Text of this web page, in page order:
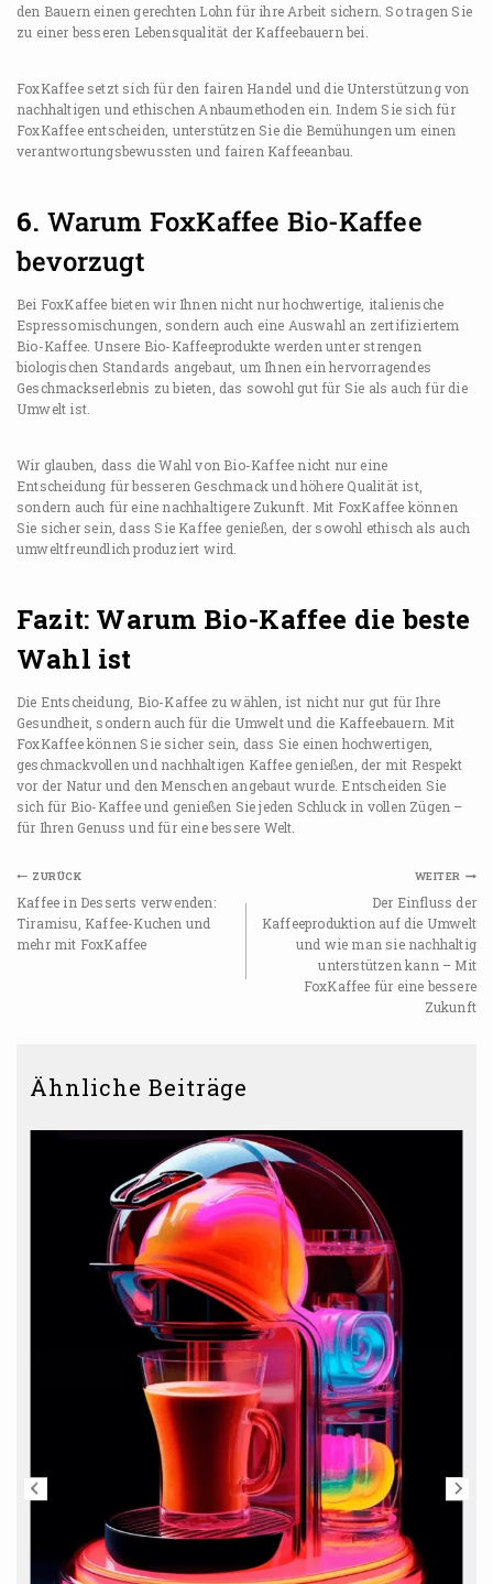
den Bauern einen gerechten Lohn für ihre Arbeit sichern. So tragen Sie
zu einer besseren Lebensqualität der Kaffeebauern bei.
FoxKaffee setzt sich für den fairen Handel und die Unterstützung von
nachhaltigen und ethischen Anbaumethoden ein. Indem Sie sich für
FoxKaffee entscheiden, unterstützen Sie die Bemühungen um einen
verantwortungsbewussten und fairen Kaffeeanbau.
6. Warum FoxKaffee Bio-Kaffee
bevorzugt
Bei FoxKaffee bieten wir Ihnen nicht nur hochwertige, italienische
Espressomischungen, sondern auch eine Auswahl an zertifiziertem
Bio-Kaffee. Unsere Bio-Kaffeeprodukte werden unter strengen
biologischen Standards angebaut, um Ihnen ein hervorragendes
Geschmackserlebnis zu bieten, das sowohl gut für Sie als auch für die
Umwelt ist.
Wir glauben, dass die Wahl von Bio-Kaffee nicht nur eine
Entscheidung für besseren Geschmack und höhere Qualität ist,
sondern auch für eine nachhaltigere Zukunft. Mit FoxKaffee können
Sie sicher sein, dass Sie Kaffee genießen, der sowohl ethisch als auch
umweltfreundlich produziert wird.
Fazit: Warum Bio-Kaffee die beste
Wahl ist
Die Entscheidung, Bio-Kaffee zu wählen, ist nicht nur gut für Ihre
Gesundheit, sondern auch für die Umwelt und die Kaffeebauern. Mit
FoxKaffee können Sie sicher sein, dass Sie einen hochwertigen,
geschmackvollen und nachhaltigen Kaffee genießen, der mit Respekt
vor der Natur und den Menschen angebaut wurde. Entscheiden Sie
sich für Bio-Kaffee und genießen Sie jeden Schluck in vollen Zügen –
für Ihren Genuss und für eine bessere Welt.
ZURÜCK
Kaffee in Desserts verwenden:
Tiramisu, Kaffee-Kuchen und
mehr mit FoxKaffee
WEITER
Der Einfluss der
Kaffeeproduktion auf die Umwelt
und wie man sie nachhaltig
unterstützen kann – Mit
FoxKaffee für eine bessere
Zukunft
Ähnliche Beiträge